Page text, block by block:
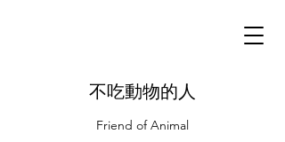
不吃動物的人
Friend of Animal